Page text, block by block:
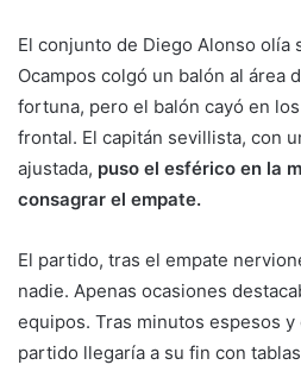
El conjunto de Diego Alonso olía
Ocampos colgó un balón al área
fortuna, pero el balón cayó en
frontal. El capitán sevillista, con
ajustada, puso el esférico en la
consagrar el empate.
El partido, tras el empate
nadie. Apenas ocasiones
equipos. Tras minutos espesos
partido llegaría a su fin con